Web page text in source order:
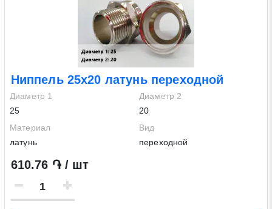
Ниппель 25х20 латунь переходной
Диаметр 1
25
Диаметр 2
20
Материал
латунь
Вид
переходной
610.76 ֏ / шт